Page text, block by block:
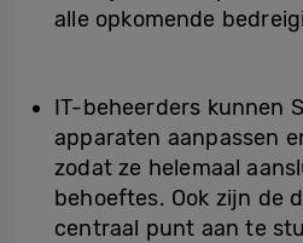
alle opkomende
IT-beheerders kunnen
apparaten aanpassen
zodat ze helemaal
behoeftes. Ook zijn de
centraal punt aan te